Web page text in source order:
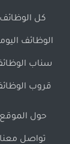
كل الوظائف
الوظائف
سناب
قروب
حول الموقع
تواصل معنا